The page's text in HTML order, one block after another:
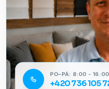
PO–PÁ: 8:00 - 16:00
+420 736 105